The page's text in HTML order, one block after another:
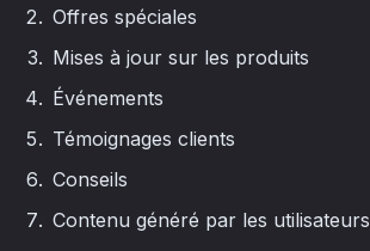
Offres spéciales
Mises à jour sur les produits
Événements
Témoignages clients
Conseils
Contenu généré par les utilisateurs